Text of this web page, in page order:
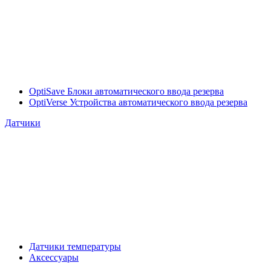
OptiSave Блоки автоматического ввода резерва
OptiVerse Устройства автоматического ввода резерва
Датчики
Датчики температуры
Аксессуары